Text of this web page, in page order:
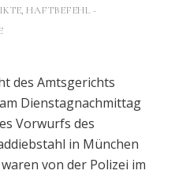
, HAFTBEFEHL -
des Amtsgerichts
Dienstagnachmittag
Vorwurfs des
in München
von der Polizei im